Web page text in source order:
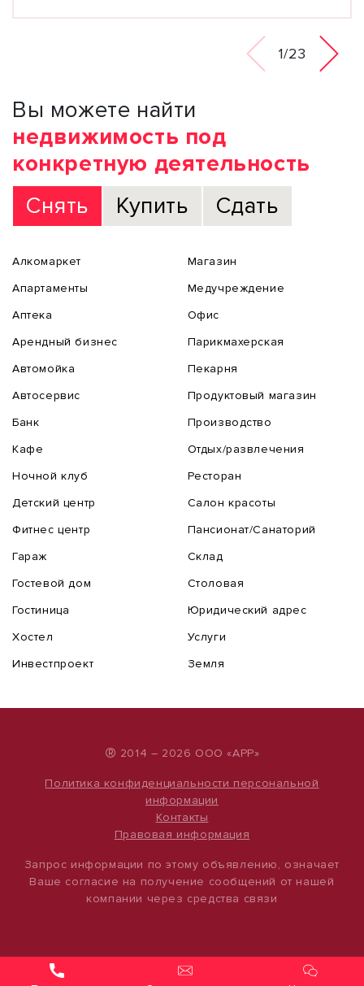
1/23
Вы можете найти
недвижимость под
конкретную деятельность
Снять
Купить Сдать
Алкомаркет
Апартаменты
Аптека
Арендный бизнес
Автомойка
Автосервис
Банк
Кафе
Ночной клуб
Детский центр
Фитнес центр
Гараж
Гостевой дом
Гостиница
Хостел
Инвестпроект
Магазин
Медучреждение
Офис
Парикмахерская
Пекарня
Продуктовый магазин
Производство
Отдых/развлечения
Ресторан
Салон красоты
Пансионат/Санаторий
Склад
Столовая
Юридический адрес
Услуги
Земля
® 2014 – 2026 ООО «АРР»
Политика конфиденциальности персональной
информации
Контакты
Правовая информация
Запрос информации по этому объявлению, означает
Ваше согласие на получение сообщений от нашей
компании через средства связи